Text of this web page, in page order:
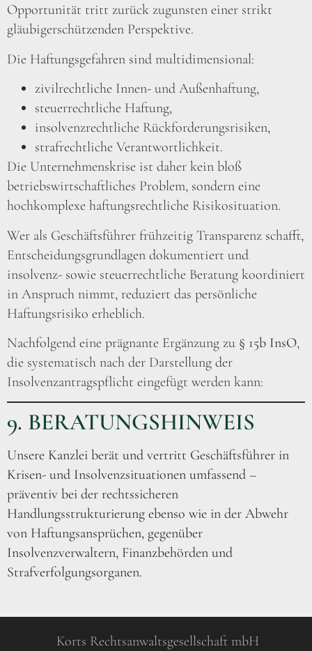
Opportunität tritt zurück zugunsten einer strikt
gläubigerschützenden Perspektive.
Die Haftungsgefahren sind multidimensional:
zivilrechtliche Innen- und Außenhaftung,
steuerrechtliche Haftung,
insolvenzrechtliche Rückforderungsrisiken,
strafrechtliche Verantwortlichkeit.
Die Unternehmenskrise ist daher kein bloß
betriebswirtschaftliches Problem, sondern eine
hochkomplexe haftungsrechtliche Risikosituation.
Wer als Geschäftsführer frühzeitig Transparenz schafft,
Entscheidungsgrundlagen dokumentiert und
insolvenz- sowie steuerrechtliche Beratung koordiniert
in Anspruch nimmt, reduziert das persönliche
Haftungsrisiko erheblich.
Nachfolgend eine prägnante Ergänzung zu § 15b InsO,
die systematisch nach der Darstellung der
Insolvenzantragspflicht eingefügt werden kann:
9. BERATUNGSHINWEIS
Unsere Kanzlei berät und vertritt Geschäftsführer in
Krisen- und Insolvenzsituationen umfassend –
präventiv bei der rechtssicheren
Handlungsstrukturierung ebenso wie in der Abwehr
von Haftungsansprüchen, gegenüber
Insolvenzverwaltern, Finanzbehörden und
Strafverfolgungsorganen.
Korts Rechtsanwaltsgesellschaft mbH